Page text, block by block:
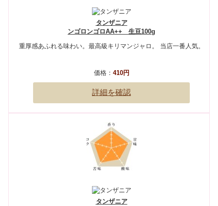
タンザニア
ンゴロンゴロAA++ 生豆100g
重厚感あふれる味わい。最高級キリマンジャロ。 当店一番人気。
価格： 410円
詳細を確認
タンザニア